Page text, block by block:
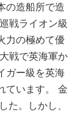
の造船所で造
戦ライオン級
力の極めて優
戦で英海軍か
ガー級を英海
ています。 金
た。しかし、